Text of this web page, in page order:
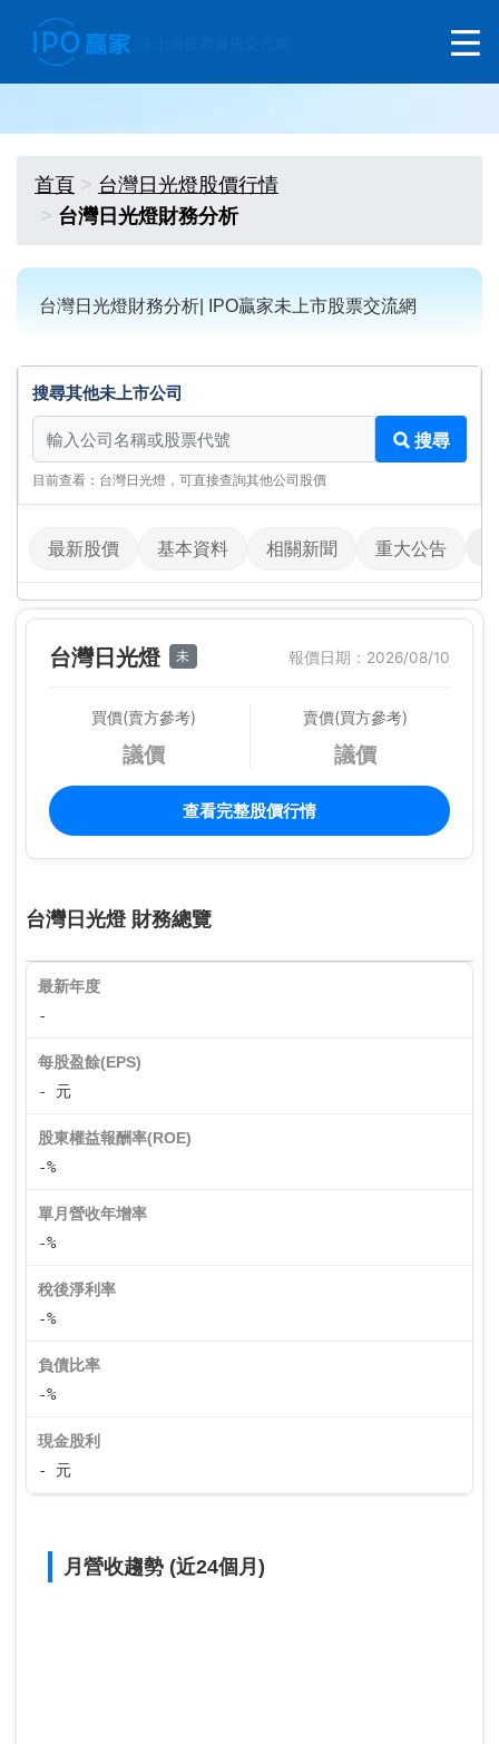
首頁
台灣日光燈股價行情
台灣日光燈財務分析
台灣日光燈財務分析| IPO贏家未上市股票交流網
搜尋其他未上市公司
搜尋其他未上市公司
搜尋
目前查看：台灣日光燈，可直接查詢其他公司股價
最新股價 基本資料 相關新聞 重大公告
台灣日光燈 未 報價日期：2026/08/10
買價(賣方參考)
議價
賣價(買方參考)
議價
查看完整股價行情
台灣日光燈 財務總覽
最新年度
-
每股盈餘(EPS)
- 元
股東權益報酬率(ROE)
-%
單月營收年增率
-%
稅後淨利率
-%
負債比率
-%
現金股利
- 元
月營收趨勢 (近24個月)